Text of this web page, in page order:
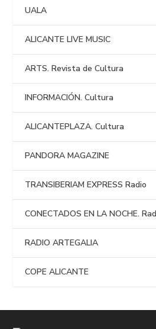
UALA
ALICANTE LIVE MUSIC
ARTS. Revista de Cultura
INFORMACIÓN. Cultura
ALICANTEPLAZA. Cultura
PANDORA MAGAZINE
TRANSIBERIAM EXPRESS Radio
CONECTADOS EN LA NOCHE.
RADIO ARTEGALIA
COPE ALICANTE